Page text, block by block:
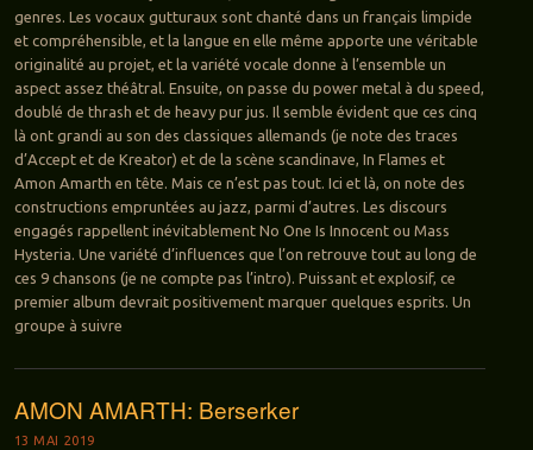
genres. Les vocaux gutturaux sont chanté dans un français limpide
et compréhensible, et la langue en elle même apporte une véritable
originalité au projet, et la variété vocale donne à l’ensemble un
aspect assez théâtral. Ensuite, on passe du power metal à du speed,
doublé de thrash et de heavy pur jus. Il semble évident que ces cinq
là ont grandi au son des classiques allemands (je note des traces
d’Accept et de Kreator) et de la scène scandinave, In Flames et
Amon Amarth en tête. Mais ce n’est pas tout. Ici et là, on note des
constructions empruntées au jazz, parmi d’autres. Les discours
engagés rappellent inévitablement No One Is Innocent ou Mass
Hysteria. Une variété d’influences que l’on retrouve tout au long de
ces 9 chansons (je ne compte pas l’intro). Puissant et explosif, ce
premier album devrait positivement marquer quelques esprits. Un
groupe à suivre
AMON AMARTH: Berserker
13 MAI 2019